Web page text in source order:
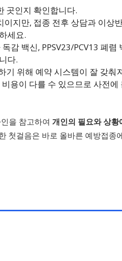
곳인지 확인합니다.
지만, 접종 전후 상담과 이상
세요.
감 백신, PPSV23/PCV13 폐렴
다.
위해 예약 시스템이 잘 갖춰
용이 다를 수 있으므로 사전에
을 참고하여 개인의 필요와 상
첫걸음은 바로 올바른 예방접종